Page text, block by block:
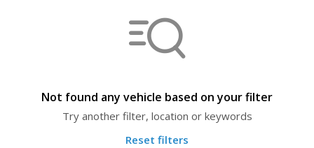
Not found any vehicle based on your filter
Try another filter, location or keywords
Reset filters